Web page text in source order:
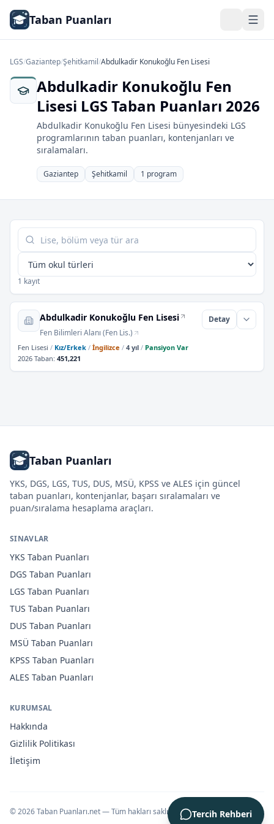
Taban Puanları
LGS/Gaziantep/Şehitkamil/Abdulkadir Konukoğlu Fen Lisesi
Abdulkadir Konukoğlu Fen
Lisesi LGS Taban Puanları 2026
Abdulkadir Konukoğlu Fen Lisesi bünyesindeki LGS
programlarının taban puanları, kontenjanları ve
sıralamaları.
Gaziantep Şehitkamil 1 program
Tabloda ara
1 kayıt
Abdulkadir Konukoğlu Fen Lisesi
Fen Bilimleri Alanı (Fen Lis.)
Detay
Fen Lisesi / Kız/Erkek / İngilizce / 4 yıl / Pansiyon Var
2026 Taban: 451,221
Taban Puanları
YKS, DGS, LGS, TUS, DUS, MSÜ, KPSS ve ALES için güncel
taban puanları, kontenjanlar, başarı sıralamaları ve
puan/sıralama hesaplama araçları.
SINAVLAR
YKS Taban Puanları
DGS Taban Puanları
LGS Taban Puanları
TUS Taban Puanları
DUS Taban Puanları
MSÜ Taban Puanları
KPSS Taban Puanları
ALES Taban Puanları
KURUMSAL
Hakkında
Gizlilik Politikası
İletişim
©2026Taban Puanları.net — Tüm hakları saklıdır. Tercih Rehberi